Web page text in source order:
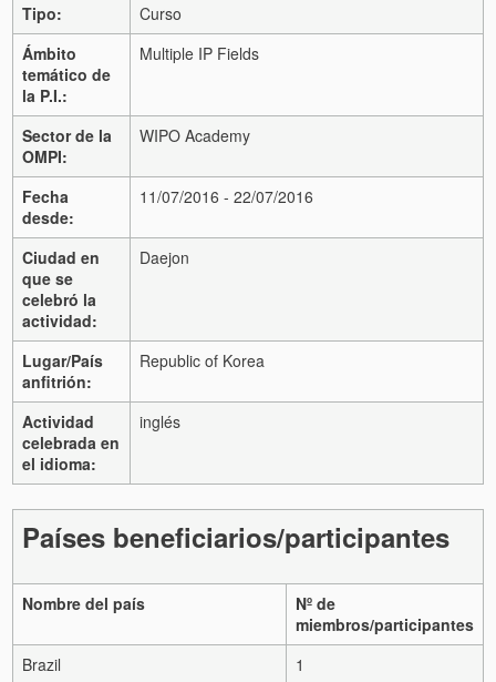
Tipo:
Curso
Ámbito
temático de
la P.I.:
Multiple IP Fields
Sector de la
OMPI:
WIPO Academy
Fecha
desde:
11/07/2016 - 22/07/2016
Ciudad en
que se
celebró la
actividad:
Daejon
Lugar/País
anfitrión:
Republic of Korea
Actividad
celebrada en
el idioma:
inglés
Países beneficiarios/participantes
Nombre del país
Nº de
miembros/participantes
Brazil
1